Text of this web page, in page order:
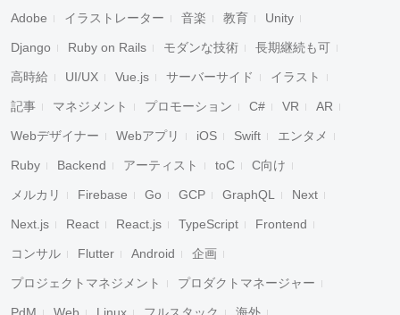
Adobe イラストレーター 音楽 教育 Unity
Django Ruby on Rails モダンな技術 長期継続も可
高時給 UI/UX Vue.js サーバーサイド イラスト
記事 マネジメント プロモーション C# VR AR
Webデザイナー Webアプリ iOS Swift エンタメ
Ruby Backend アーティスト toC C向け
メルカリ Firebase Go GCP GraphQL Next
Next.js React React.js TypeScript Frontend
コンサル Flutter Android 企画
プロジェクトマネジメント プロダクトマネージャー